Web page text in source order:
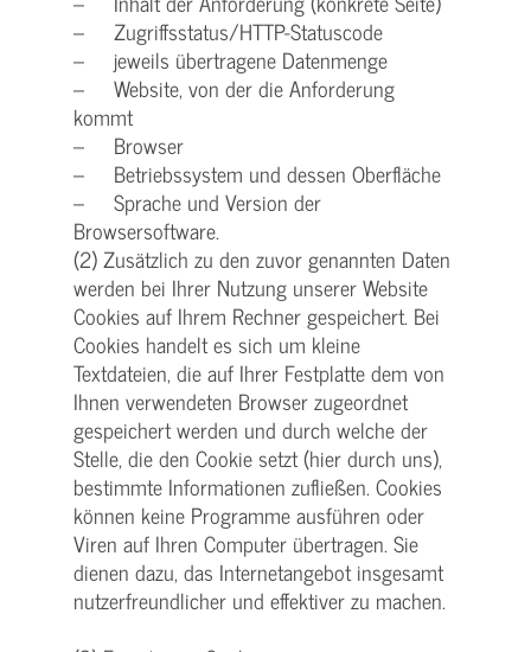
– Zugriffsstatus/HTTP-Statuscode
– jeweils übertragene Datenmenge
– Website, von der die Anforderung
kommt
– Browser
– Betriebssystem und dessen Oberfläche
– Sprache und Version der
Browsersoftware.
(2) Zusätzlich zu den zuvor genannten Daten
werden bei Ihrer Nutzung unserer Website
Cookies auf Ihrem Rechner gespeichert. Bei
Cookies handelt es sich um kleine
Textdateien, die auf Ihrer Festplatte dem von
Ihnen verwendeten Browser zugeordnet
gespeichert werden und durch welche der
Stelle, die den Cookie setzt (hier durch uns),
bestimmte Informationen zufließen. Cookies
können keine Programme ausführen oder
Viren auf Ihren Computer übertragen. Sie
dienen dazu, das Internetangebot insgesamt
nutzerfreundlicher und effektiver zu machen.